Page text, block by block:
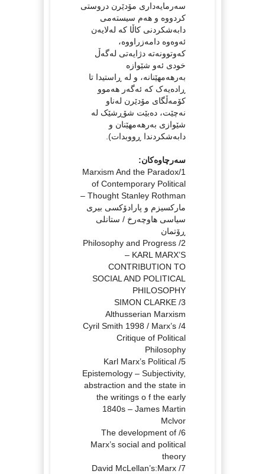
سەرمایەداری مۆدێرن دروستی
کردووە و هەم سیستەمی
دابەشکردنی کاڵا کە لەلایەن
ئەوەوە دامەزراووە،
کەوتوونەتە دژایەتی لەگەڵ
خودی ئەو شێوازە
بەرهەمهێنانە، و لە ڕاستیدا تا
ڕادەیەک کە ئەگەر هەموو
کۆمەڵگای مۆدێرن لەناو
نەچێت، دەبێت شۆڕشێک لە
شێوازی بەرهەمهێنان و
دابەشکردندا ڕووبدات).
سەرچاوەکان:
1/Marxism And the Paradox
of Contemporary Political
Thought Stanley Rothman –
مارکسیزم و پارادۆکسی بیری
سیاسی هاوچەرخ / ستانلی
ڕۆتمان
2/ Philosophy and Progress
– KARL MARX’S
CONTRIBUTION TO
SOCIAL AND POLITICAL
PHILOSOPHY
3/ SIMON CLARKE
Althusserian Marxism
4/ Cyril Smith 1998 / Marx’s
Critique of Political
Philosophy
5/ Karl Marx’s Political
Epistemology – Subjectivity,
abstraction and the state in
the writings o f the early
1840s – James Martin
Mclvor
6/ The development of
Marx’s social and political
theory
7/ David McLellan’s:Marx